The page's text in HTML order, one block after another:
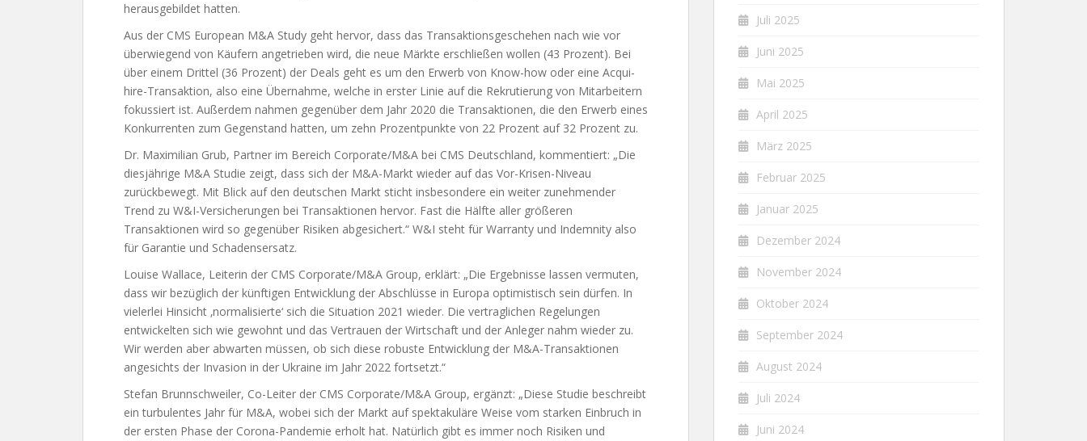
herausgebildet hatten.
Aus der CMS European M&A Study geht hervor, dass das Transaktionsgeschehen nach wie vor
überwiegend von Käufern angetrieben wird, die neue Märkte erschließen wollen (43 Prozent). Bei
über einem Drittel (36 Prozent) der Deals geht es um den Erwerb von Know-how oder eine Acqui-
hire-Transaktion, also eine Übernahme, welche in erster Linie auf die Rekrutierung von Mitarbeitern
fokussiert ist. Außerdem nahmen gegenüber dem Jahr 2020 die Transaktionen, die den Erwerb eines
Konkurrenten zum Gegenstand hatten, um zehn Prozentpunkte von 22 Prozent auf 32 Prozent zu.
Dr. Maximilian Grub, Partner im Bereich Corporate/M&A bei CMS Deutschland, kommentiert: „Die
diesjährige M&A Studie zeigt, dass sich der M&A-Markt wieder auf das Vor-Krisen-Niveau
zurückbewegt. Mit Blick auf den deutschen Markt sticht insbesondere ein weiter zunehmender
Trend zu W&I-Versicherungen bei Transaktionen hervor. Fast die Hälfte aller größeren
Transaktionen wird so gegenüber Risiken abgesichert.“ W&I steht für Warranty und Indemnity also
für Garantie und Schadensersatz.
Louise Wallace, Leiterin der CMS Corporate/M&A Group, erklärt: „Die Ergebnisse lassen vermuten,
dass wir bezüglich der künftigen Entwicklung der Abschlüsse in Europa optimistisch sein dürfen. In
vielerlei Hinsicht ‚normalisierte‘ sich die Situation 2021 wieder. Die vertraglichen Regelungen
entwickelten sich wie gewohnt und das Vertrauen der Wirtschaft und der Anleger nahm wieder zu.
Wir werden aber abwarten müssen, ob sich diese robuste Entwicklung der M&A-Transaktionen
angesichts der Invasion in der Ukraine im Jahr 2022 fortsetzt.“
Stefan Brunnschweiler, Co-Leiter der CMS Corporate/M&A Group, ergänzt: „Diese Studie beschreibt
ein turbulentes Jahr für M&A, wobei sich der Markt auf spektakuläre Weise vom starken Einbruch in
der ersten Phase der Corona-Pandemie erholt hat. Natürlich gibt es immer noch Risiken und
Juli 2025
Juni 2025
Mai 2025
April 2025
März 2025
Februar 2025
Januar 2025
Dezember 2024
November 2024
Oktober 2024
September 2024
August 2024
Juli 2024
Juni 2024